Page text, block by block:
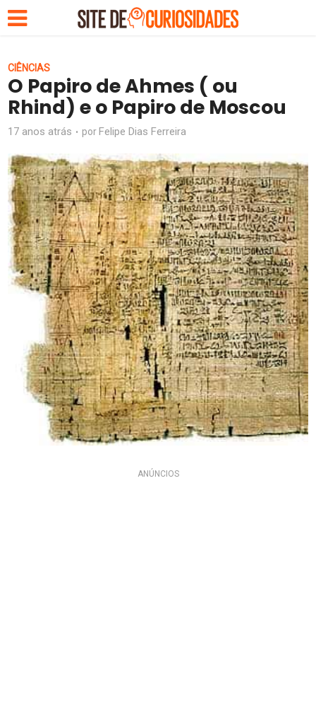
CIÊNCIAS
O Papiro de Ahmes ( ou
Rhind) e o Papiro de Moscou
17 anos atrás por Felipe Dias Ferreira
ANÚNCIOS